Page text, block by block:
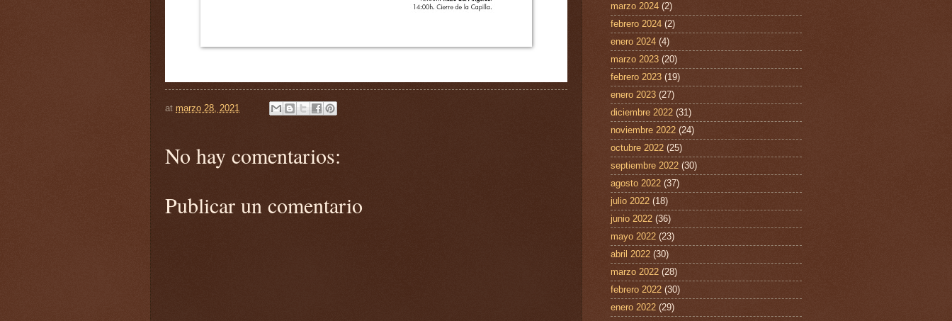
at marzo 28, 2021
No hay comentarios:
Publicar un comentario
marzo 2024 (2)
febrero 2024 (2)
enero 2024 (4)
marzo 2023 (20)
febrero 2023 (19)
enero 2023 (27)
diciembre 2022 (31)
noviembre 2022 (24)
octubre 2022 (25)
septiembre 2022 (30)
agosto 2022 (37)
julio 2022 (18)
junio 2022 (36)
mayo 2022 (23)
abril 2022 (30)
marzo 2022 (28)
febrero 2022 (30)
enero 2022 (29)